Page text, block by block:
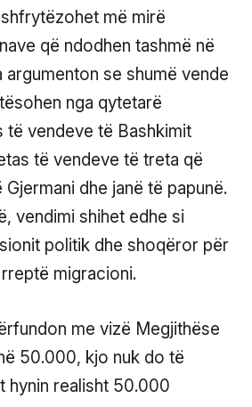
më mirë
që ndodhen tashmë në
argumenton se shumë vende
nga qytetarë
të vendeve të Bashkimit
të vendeve të treta që
dhe janë të papunë.
vendimi shihet edhe si
politik dhe shoqëror për
migracioni.
me vizë Megjithëse
50.000, kjo nuk do të
hynin realisht 50.000